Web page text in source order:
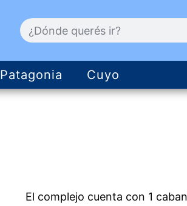
Patagonia Cuyo
El complejo cuenta con 1